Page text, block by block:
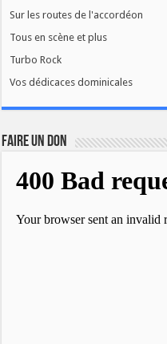
Sur les routes de l'accordéon
Tous en scène et plus
Turbo Rock
Vos dédicaces dominicales
FAIRE UN DON